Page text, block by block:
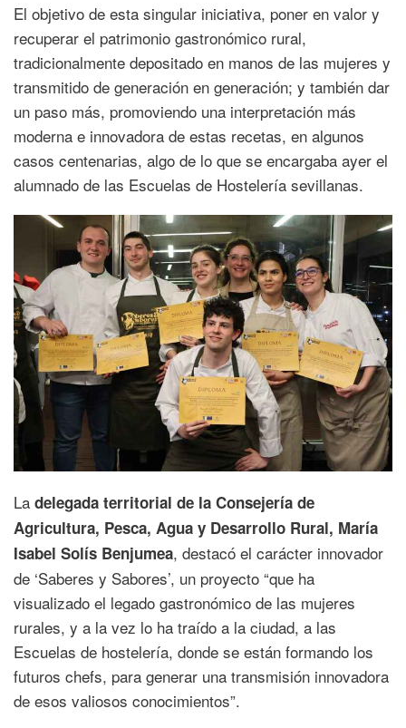
El objetivo de esta singular iniciativa, poner en valor y
recuperar el patrimonio gastronómico rural,
tradicionalmente depositado en manos de las mujeres y
transmitido de generación en generación; y también dar
un paso más, promoviendo una interpretación más
moderna e innovadora de estas recetas, en algunos
casos centenarias, algo de lo que se encargaba ayer el
alumnado de las Escuelas de Hostelería sevillanas.
La delegada territorial de la Consejería de
Agricultura, Pesca, Agua y Desarrollo Rural, María
Isabel Solís Benjumea, destacó el carácter innovador
de ‘Saberes y Sabores’, un proyecto “que ha
visualizado el legado gastronómico de las mujeres
rurales, y a la vez lo ha traído a la ciudad, a las
Escuelas de hostelería, donde se están formando los
futuros chefs, para generar una transmisión innovadora
de esos valiosos conocimientos”.